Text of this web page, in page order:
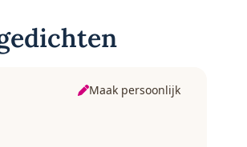
Maak persoonlijk